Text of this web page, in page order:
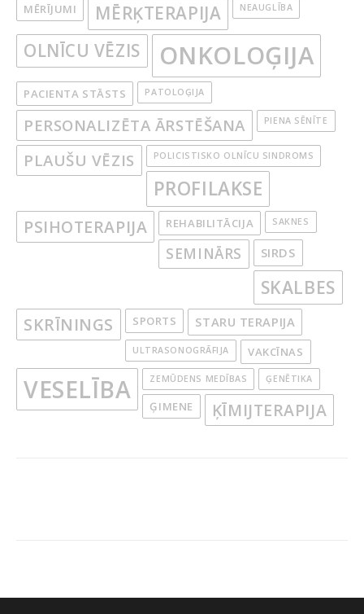
MĒRĪJUMI MĒRĶTERAPIJA NEAUGLĪBA
OLNĪCU VĒZIS ONKOLOĢIJA
PACIENTA STĀSTS PATOLOĢIJA
PERSONALIZĒTA ĀRSTĒŠANA PIENA SĒNĪTE
PLAUŠU VĒZIS POLICISTISKO OLNĪCU SINDROMS
PROFILAKSE
PSIHOTERAPIJA REHABILITĀCIJA SAKNES
SEMINĀRS SIRDS
SKALBES
SKRĪNINGS SPORTS STARU TERAPIJA
ULTRASONOGRĀFIJA VAKCĪNAS
VESELĪBA ZEMŪDENS MEDĪBAS ĢENĒTIKA
ĢIMENE ĶĪMIJTERAPIJA